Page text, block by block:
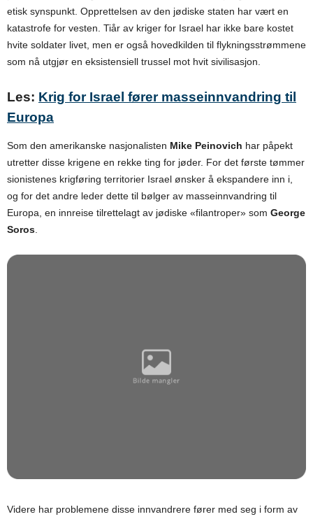
etisk synspunkt. Opprettelsen av den jødiske staten har vært en
katastrofe for vesten. Tiår av kriger for Israel har ikke bare kostet
hvite soldater livet, men er også hovedkilden til flykningsstrømmene
som nå utgjør en eksistensiell trussel mot hvit sivilisasjon.
Les: Krig for Israel fører masseinnvandring til
Europa
Som den amerikanske nasjonalisten Mike Peinovich har påpekt
utretter disse krigene en rekke ting for jøder. For det første tømmer
sionistenes krigføring territorier Israel ønsker å ekspandere inn i,
og for det andre leder dette til bølger av masseinnvandring til
Europa, en innreise tilrettelagt av jødiske «filantroper» som George
Soros
Videre har problemene disse innvandrere fører med seg i form av